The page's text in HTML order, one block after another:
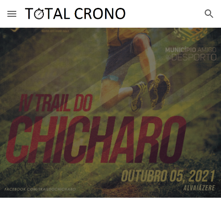
Skip to main content Skip to navigation